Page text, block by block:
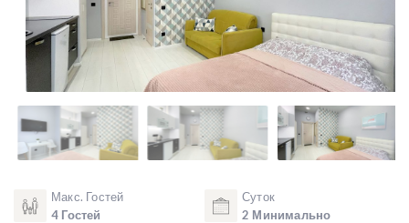
Макс. Гостей
4 Гостей
Суток
2 Минимально